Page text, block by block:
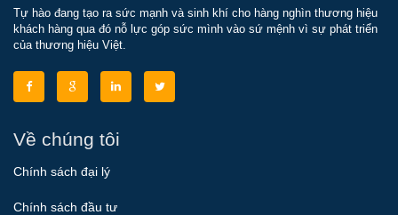
Tự hào đang tạo ra sức mạnh và sinh khí cho hàng nghìn thương hiệu
khách hàng qua đó nỗ lực góp sức mình vào sứ mệnh vì sự phát triển
của thương hiệu Việt.
Về chúng tôi
Chính sách đại lý
Chính sách đầu tư